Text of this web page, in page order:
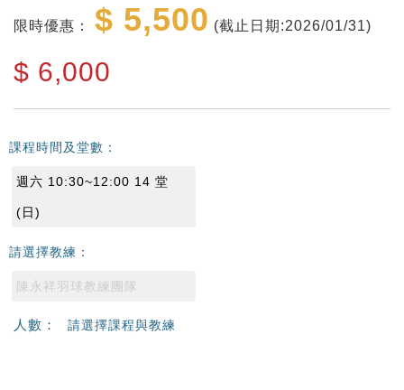
限時優惠： $ 5,500 (截止日期:2026/01/31)
$ 6,000
課程時間及堂數：
週六 10:30~12:00 14 堂
(日)
請選擇教練：
陳永祥羽球教練團隊
人數： 請選擇課程與教練